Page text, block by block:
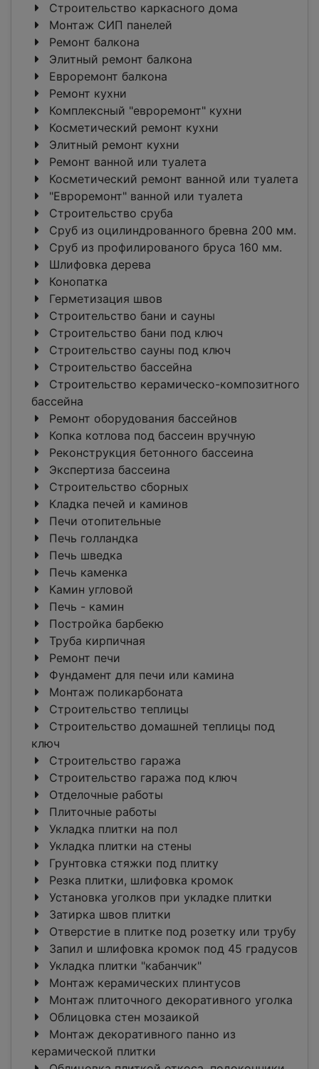
Строительство каркасного дома
Монтаж СИП панелей
Ремонт балкона
Элитный ремонт балкона
Евроремонт балкона
Ремонт кухни
Комплексный "евроремонт" кухни
Косметический ремонт кухни
Элитный ремонт кухни
Ремонт ванной или туалета
Косметический ремонт ванной или туалета
"Евроремонт" ванной или туалета
Строительство сруба
Сруб из оцилиндрованного бревна 200 мм.
Сруб из профилированого бруса 160 мм.
Шлифовка дерева
Конопатка
Герметизация швов
Строительство бани и сауны
Строительство бани под ключ
Строительство сауны под ключ
Строительство бассейна
Строительство керамическо-композитного
бассейна
Ремонт оборудования бассейнов
Копка котлова под бассеин вручную
Реконструкция бетонного бассеина
Экспертиза бассеина
Строительство сборных
Кладка печей и каминов
Печи отопительные
Печь голландка
Печь шведка
Печь каменка
Камин угловой
Печь - камин
Постройка барбекю
Труба кирпичная
Ремонт печи
Фундамент для печи или камина
Монтаж поликарбоната
Строительство теплицы
Строительство домашней теплицы под
ключ
Строительство гаража
Строительство гаража под ключ
Отделочные работы
Плиточные работы
Укладка плитки на пол
Укладка плитки на стены
Грунтовка стяжки под плитку
Резка плитки, шлифовка кромок
Установка уголков при укладке плитки
Затирка швов плитки
Отверстие в плитке под розетку или трубу
Запил и шлифовка кромок под 45 градусов
Укладка плитки "кабанчик"
Монтаж керамических плинтусов
Монтаж плиточного декоративного уголка
Облицовка стен мозаикой
Монтаж декоративного панно из
керамической плитки